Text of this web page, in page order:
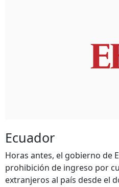
Ecuador
Horas antes, el gobierno de
prohibición de ingreso por
extranjeros al país desde el